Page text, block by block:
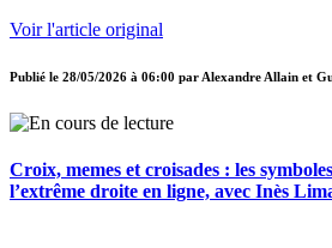
Voir l'article original
Publié le 28/05/2026 à 06:00 par Alexandre Allain et
Croix, memes et croisades : les
l’extrême droite en ligne, avec Inès